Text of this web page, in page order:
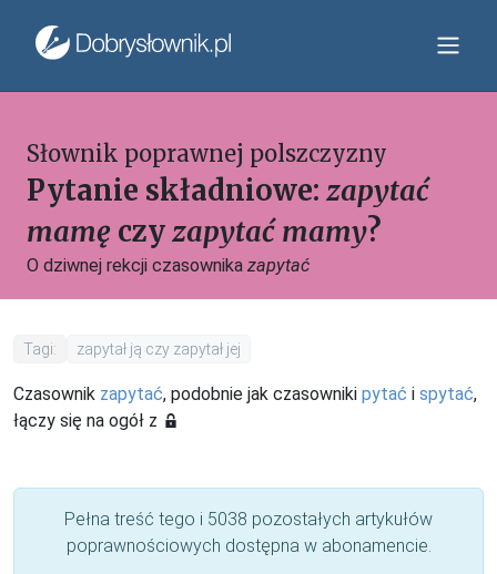
Słownik poprawnej polszczyzny
Pytanie składniowe: zapytać
mamę czyzapytać mamy?
O dziwnej rekcji czasownika zapytać
Tagi: zapytał ją czy zapytał jej
Czasownik zapytać, podobnie jak czasowniki pytać i spytać,
łączy się na ogół z
Pełna treść tego i 5038 pozostałych artykułów
poprawnościowych dostępna w abonamencie.